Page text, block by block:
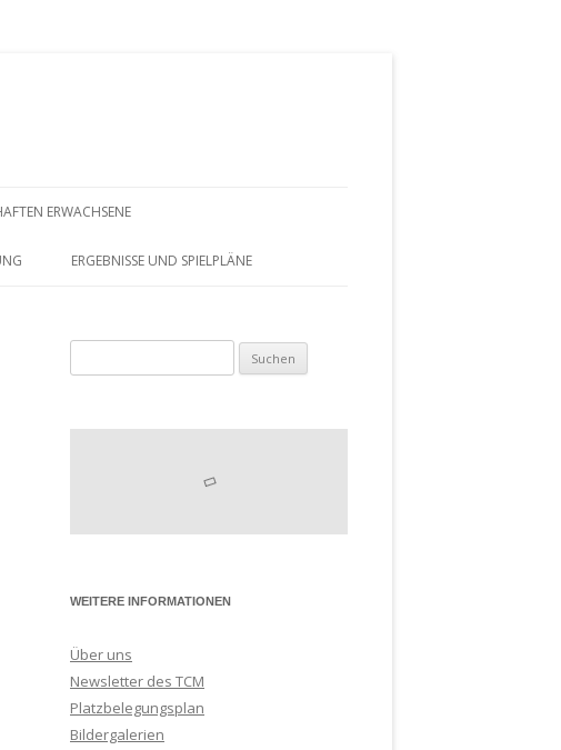
ERWACHSENE
… AUF EINEN
DAMEN
MIXED
HERREN 40
HERREN 60
HERREN 65
ERGEBNISSE UND SPIELPLÄNE
nach:
WEITERE INFORMATIONEN
Über uns
Newsletter des TCM
Platzbelegungsplan
Bildergalerien